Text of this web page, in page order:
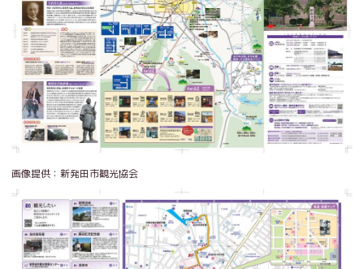
画像提供：新発田市観光協会